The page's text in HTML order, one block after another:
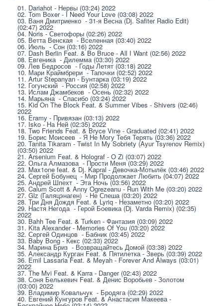
01. Dariahot - Нервы (03:24) 2022
02. Tom Boxer - I Need Your Love (03:08) 2022
03. Ваня Дмитриенко  - 31-я Весна (Dj. Safiter Radio Edit)
(02:47) 2022
04. Noris - Светофоры (02:26) 2022
05. Ветта Венская  - Вселенная (03:40) 2022
06. Июль  - Сон (03:16) 2022
07. Dash Berlin Feat. & Bo Bruce - All I Want (02:56) 2022
08. Евгеника  - Дилемма (03:30) 2022
09. Лев Бедросов  - Годы Летят (03:18) 2022
10. Мари Краймбрери  - Тапочки (02:52) 2022
11. Artur Stepanyan - Бунтарка (03:19) 2022
12. Гогунский  - Россия (02:58) 2022
13. Ислам Джамбеков  - Осень (02:32) 2022
14. Марьяна  - Спасибо (03:24) 2022
15. Kid On The Block Feat. & Summer Vibes - Shivers (02:46)
2022
16. Eramy - Привязан (03:13) 2022
17. Isko - На Ней (02:35) 2022
18. Two Friends Feat. & Bryce Vine - Graduated (02:41) 2022
19. Борис Моисеев  - Я Не Могу Тебя Терять (03:36) 2022
20. Tanita Tikaram - Twist In My Sobriety (Ayur Tsyrenov Remix)
(03:50) 2022
21. Arsenium Feat. & Holograf - O Zi (03:07) 2022
22. Ольга Алмазова  - Прости Меня (03:29) 2022
23. Max1one feat. & Dj. Kapral - Девочка-Мотылёк (03:46) 2022
24. Сергей Бобунец  - Мир Продолжает Любить (04:07) 2022
25. Андрей Шпехт  - Эта Ночь (03:56) 2022
26. Calum Scott & Anny Ogrezeanu - Run With Me (03:20) 2022
27. Glz (Галяцэнаген)  - Не Спеша (03:20) 2022
28. Три Дня Дождя Feat. & Lyriq - Незаметно (03:20) 2022
29. Настя Негода  - Герой Боевика (Dj. Varda Remix) (02:35)
2022
30. Bahh Tee Feat. & Turken - Фантазия (03:09) 2022
31. Kita Alexander - Memories Of You (03:20) 2022
32. Сергей Одинцов  - Бабник (03:45) 2022
33. Baby Bong - Кекс (02:33) 2022
34. Марина Бриз  - Возвращайтесь Домой (03:38) 2022
35. Александр Курган Feat. & Пятилетка - Зверь (03:39) 2022
36. Emil Lassaria Feat. & Meyah - Forever And Always (03:01)
2022
37. The Mvi Feat. & Karra - Danger (02:43) 2022
38. Соня Белькевич Feat. & Денис Воробьев - Золотом
(03:00) 2022
39. Владимир Ковальчук  - Бродяга (02:29) 2022
40. Евгений Кунгуров Feat. & Анастасия Макеева -